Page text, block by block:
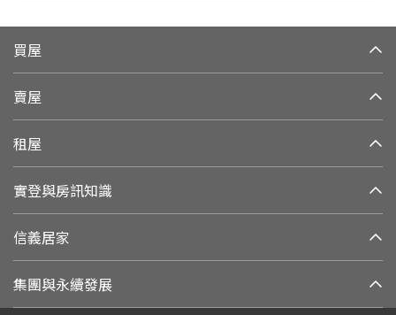
買屋
賣屋
租屋
實登與房訊知識
信義居家
集團與永續發展